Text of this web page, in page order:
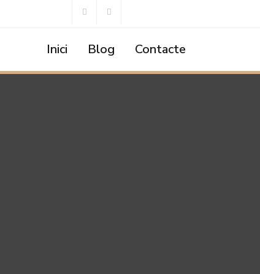
Inici Blog Contacte